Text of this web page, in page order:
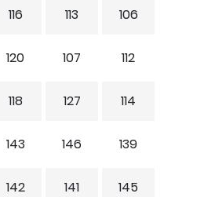
116 113 106
120 107 112
118 127 114
143 146 139
142 141 145